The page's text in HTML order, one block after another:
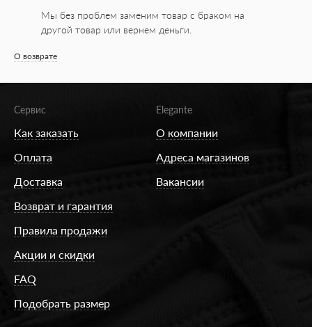
Мы без проблем заменим товар с браком на
другой товар или вернем деньги.
О возврате
Сервис
Как заказать
Оплата
Доставка
Возврат и гарантия
Правила продажи
Акции и скидки
FAQ
Подобрать размер
Elegante
О компании
Адреса магазинов
Вакансии